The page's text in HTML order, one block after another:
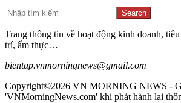
Search
Trang thông tin về hoạt động kinh doanh,
trí, ẩm thực…
bientap.vnmorningnews@gmail.com
Copyright©2026 VN MORNING NEWS -
'VNMorningNews.com' khi phát hành lại